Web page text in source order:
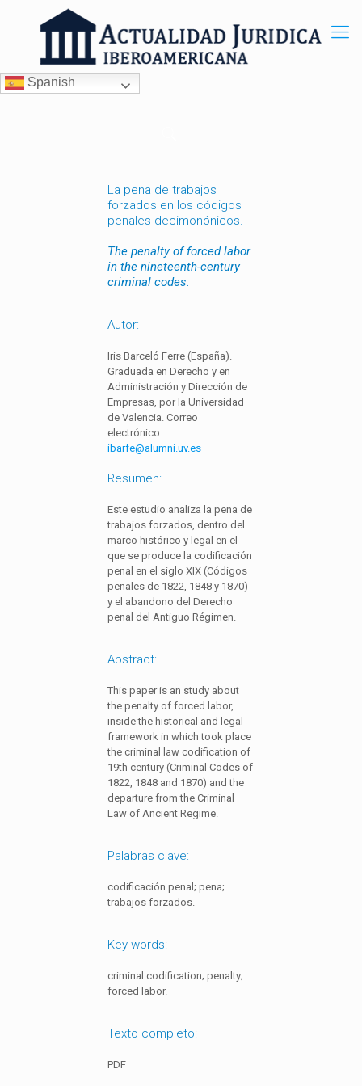
Spanish
La pena de trabajos
forzados en los códigos
penales decimonónicos.
The penalty of forced labor
in the nineteenth-century
criminal codes.
Autor:
Iris Barceló Ferre (España).
Graduada en Derecho y en
Administración y Dirección de
Empresas, por la Universidad
de Valencia. Correo
electrónico:
ibarfe@alumni.uv.es
Resumen:
Este estudio analiza la pena de
trabajos forzados, dentro del
marco histórico y legal en el
que se produce la codificación
penal en el siglo XIX (Códigos
penales de 1822, 1848 y 1870)
y el abandono del Derecho
penal del Antiguo Régimen.
Abstract:
This paper is an study about
the penalty of forced labor,
inside the historical and legal
framework in which took place
the criminal law codification of
19th century (Criminal Codes of
1822, 1848 and 1870) and the
departure from the Criminal
Law of Ancient Regime.
Palabras clave:
codificación penal; pena;
trabajos forzados.
Key words:
criminal codification; penalty;
forced labor.
Texto completo:
PDF